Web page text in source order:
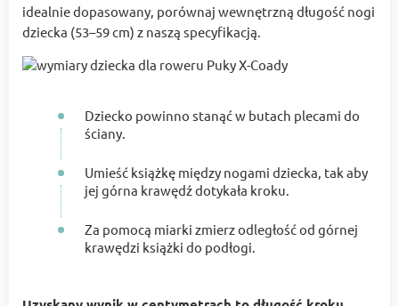
idealnie dopasowany, porównaj wewnętrzną długość nogi
dziecka (53–59 cm) z naszą specyfikacją.
Dziecko powinno stanąć w butach plecami do
ściany.
Umieść książkę między nogami dziecka, tak aby
jej górna krawędź dotykała kroku.
Za pomocą miarki zmierz odległość od górnej
krawędzi książki do podłogi.